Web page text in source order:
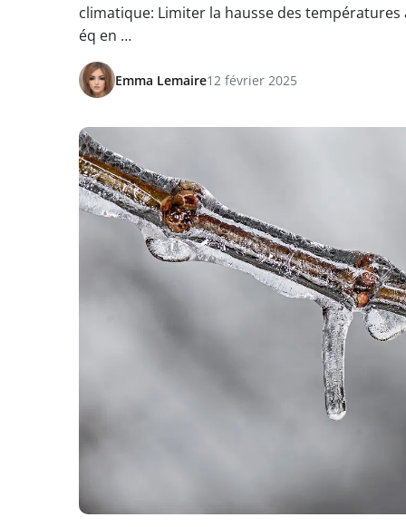
climatique: Limiter la hausse des températures
éq en …
Emma Lemaire12 février 2025